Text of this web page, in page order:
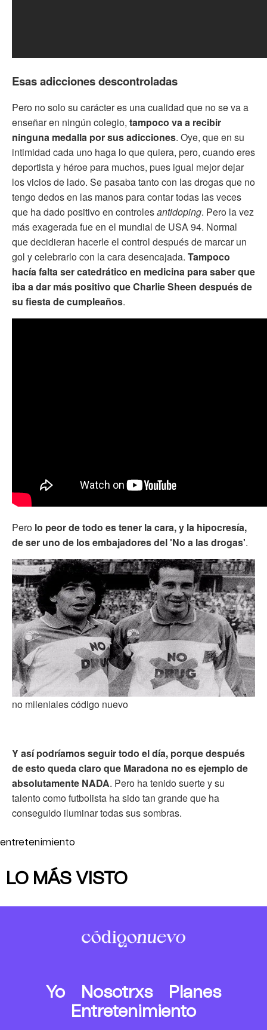
Esas adicciones descontroladas
Pero no solo su carácter es una cualidad que no se va a
enseñar en ningún colegio, tampoco va a recibir
ninguna medalla por sus adicciones. Oye, que en su
intimidad cada uno haga lo que quiera, pero, cuando eres
deportista y héroe para muchos, pues igual mejor dejar
los vicios de lado. Se pasaba tanto con las drogas que no
tengo dedos en las manos para contar todas las veces
que ha dado positivo en controlesantidoping. Pero la vez
más exagerada fue en el mundial de USA 94. Normal
que decidieran hacerle el control después de marcar un
gol y celebrarlo con la cara desencajada. Tampoco
hacía falta ser catedrático en medicina para saber que
iba a dar más positivo que Charlie Sheen después de
su fiesta de cumpleaños.
Pero lo peor de todo es tener la cara, y la hipocresía,
de ser uno de los embajadores del 'No a las drogas'.
no mileniales código nuevo
Y así podríamos seguir todo el día, porque después
de esto queda claro que Maradona no es ejemplo de
absolutamente NADA. Pero ha tenido suerte y su
talento como futbolista ha sido tan grande que ha
conseguido iluminar todas sus sombras.
entretenimiento
LO MÁS VISTO
Yo Nosotrxs
Planes
Entretenimiento